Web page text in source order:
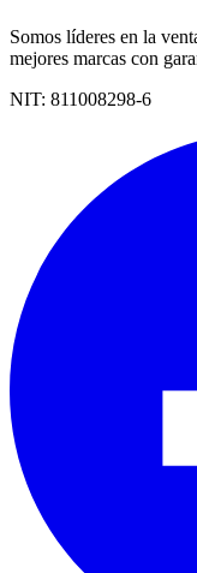
Somos líderes en la
mejores marcas con
NIT: 811008298-6